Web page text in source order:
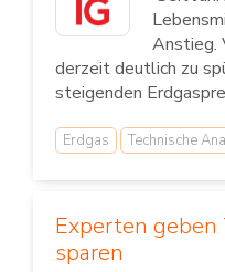
Anstieg.
derzeit deutlich zu
steigenden
Erdgas Technische
Experten geben
sparen